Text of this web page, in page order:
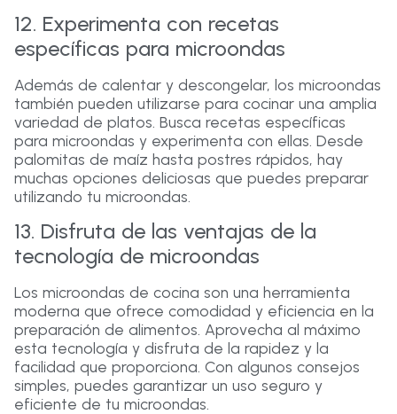
12. Experimenta con recetas
específicas para microondas
Además de calentar y descongelar, los microondas
también pueden utilizarse para cocinar una amplia
variedad de platos. Busca recetas específicas
para microondas y experimenta con ellas. Desde
palomitas de maíz hasta postres rápidos, hay
muchas opciones deliciosas que puedes preparar
utilizando tu microondas.
13. Disfruta de las ventajas de la
tecnología de microondas
Los microondas de cocina son una herramienta
moderna que ofrece comodidad y eficiencia en la
preparación de alimentos. Aprovecha al máximo
esta tecnología y disfruta de la rapidez y la
facilidad que proporciona. Con algunos consejos
simples, puedes garantizar un uso seguro y
eficiente de tu microondas.